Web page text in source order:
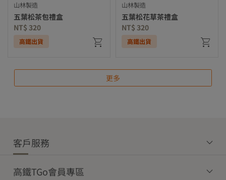
山林製造
五葉松茶包禮盒
NT$ 320
高鐵出貨
山林製造
五葉松花草茶禮盒
NT$ 320
高鐵出貨
更多
客戶服務
高鐵TGo會員專區